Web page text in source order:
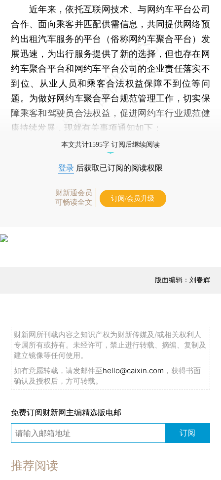
近年来，依托互联网技术、与网约车平台公司
合作、面向乘客并匹配供需信息，共同提供网络预
约出租汽车服务的平台（俗称网约车聚合平台）发
展迅速，为出行服务提供了新的选择，但也存在网
约车聚合平台和网约车平台公司的企业责任落实不
到位、从业人员和乘客合法权益保障不到位等问
题。为做好网约车聚合平台规范管理工作，切实保
障乘客和驾驶员合法权益，促进网约车行业规范健
康持续发展，现就有关事项通知如下：
本文共计1595字 订阅后继续阅读
登录 后获取已订阅的阅读权限
财新通会员
可畅读全文
订阅/会员升级
版面编辑：刘春辉
财新网所刊载内容之知识产权为财新传媒及/或相关权利人
专属所有或持有。未经许可，禁止进行转载、摘编、复制及
建立镜像等任何使用。
如有意愿转载，请发邮件至hello@caixin.com ，获得书面
确认及授权后，方可转载。
免费订阅财新网主编精选版电邮
订阅
推荐阅读